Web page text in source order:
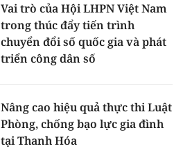
Vai trò của Hội LHPN Việt Nam
trong thúc đẩy tiến trình
chuyển đổi số quốc gia và phát
triển công dân số
Nâng cao hiệu quả thực thi Luật
Phòng, chống bạo lực gia đình
tại Thanh Hóa